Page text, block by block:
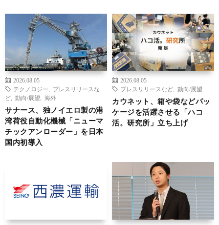
2026.08.05
テクノロジー
プレスリリースな
ど
動向/展望 海外
サナース、独ノイエロ製の港
湾荷役自動化機械「ニューマ
チックアンローダー」を日本
国内初導入
2026.08.05
プレスリリースなど
動向/展望
カウネット、箱や袋などパッ
ケージを活躍させる「ハコ
活。研究所」立ち上げ